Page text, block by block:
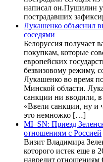
написал он.Пушилин
пострадавших
Лукашенко объяснил
соседями
Белоруссия получает
покупкам, которые
европейских
безвизовому режиму,
Лукашенко во время
Минской области.
санкции ни вводили,
«Ввели санкции, ну и
это немножко […]
MI–SN: Приезд
отношениям с Россией
Визит Владимира
которого истек еще в
навредит отношениям